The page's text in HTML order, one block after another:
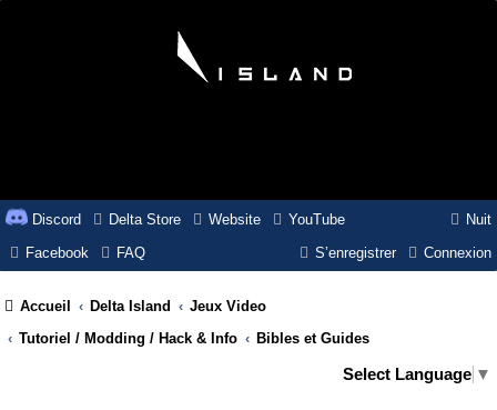
Nuit
Discord Delta Store Website
YouTube
Facebook
FAQ Connexion
S’enregistrer
Accueil Delta Island
Jeux Video
Tutoriel / Modding / Hack & Info
Bibles et Guides
Select Language ▼